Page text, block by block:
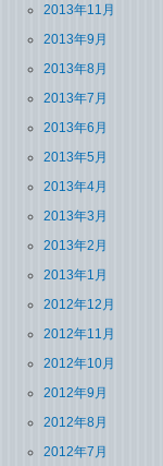
2013年11月
2013年9月
2013年8月
2013年7月
2013年6月
2013年5月
2013年4月
2013年3月
2013年2月
2013年1月
2012年12月
2012年11月
2012年10月
2012年9月
2012年8月
2012年7月